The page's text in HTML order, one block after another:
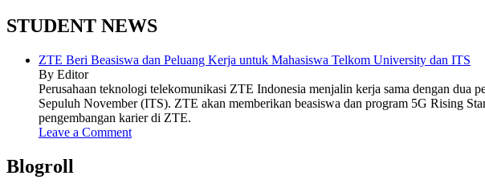
STUDENT NEWS
ZTE Beri Beasiswa dan Peluang Kerja untuk Mahasiswa Telkom University dan ITS
By Editor
Perusahaan teknologi telekomunikasi ZTE Indonesia menjalin kerja sama dengan
Sepuluh November (ITS). ZTE akan memberikan beasiswa dan program 5G Rising
pengembangan karier di ZTE.
Leave a Comment
Blogroll